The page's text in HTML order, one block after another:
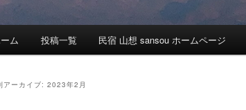
メ
サム 投稿一覧 民宿 山想 sansou ホームページ
アーカイブ: 2023年2月